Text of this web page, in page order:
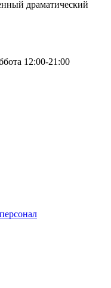
драматический
12:00-21:00